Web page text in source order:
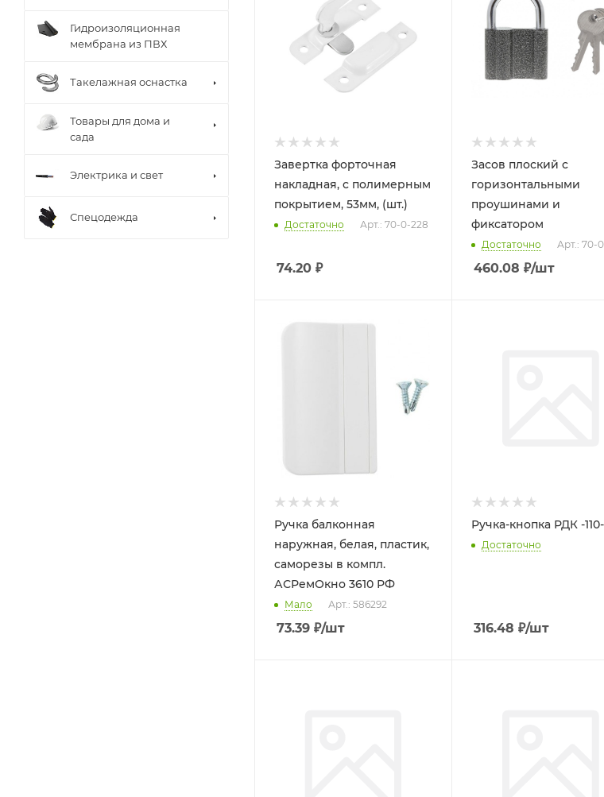
Завертка форточная
накладная, с полимерным
покрытием, 53мм, (шт.)
Достаточно Арт.: 70-0-228
74.20 ₽
Засов плоский с
горизонтальными
проушинами и
фиксатором
Достаточно Арт.: 70-
460.08 ₽/шт
Ручка балконная
наружная, белая, пластик,
саморезы в компл.
АСРемОкно 3610 РФ
Мало Арт.: 586292
73.39 ₽/шт
Ручка-кнопка РДК -
Достаточно
316.48 ₽/шт
Гидроизоляционная
мембрана из ПВХ
Такелажная оснастка
Товары для дома и
сада
Электрика и свет
Спецодежда